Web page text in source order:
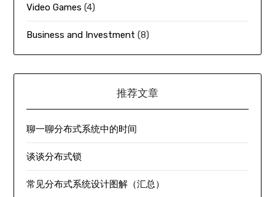
Video Games (4)
Business and Investment (8)
推荐文章
聊一聊分布式系统中的时间
谈谈分布式锁
常见分布式系统设计图解（汇总）